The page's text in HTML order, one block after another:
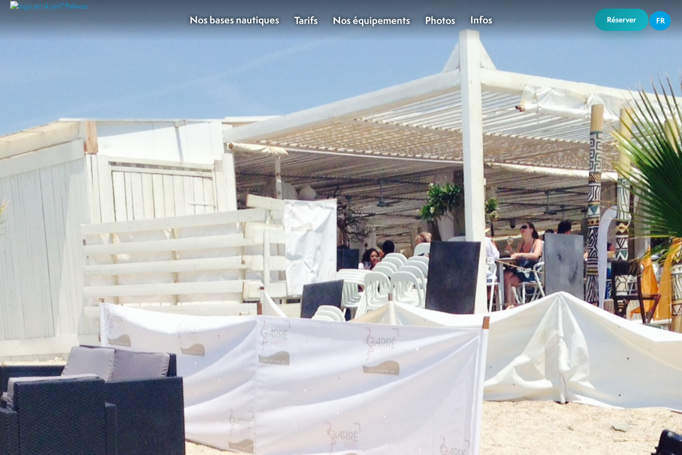
Nos bases nautiques Tarifs Nos équipements Photos Infos Réserver FR